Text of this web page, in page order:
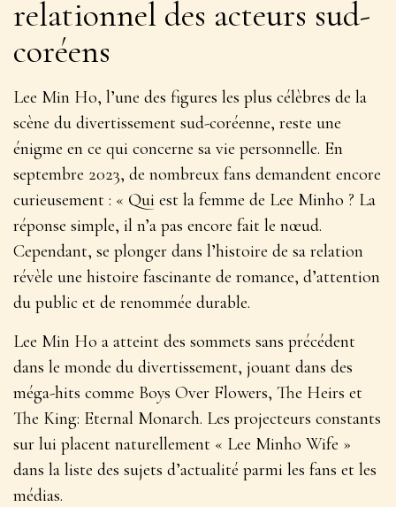
relationnel des acteurs sud-
coréens
Lee Min Ho, l’une des figures les plus célèbres de la
scène du divertissement sud-coréenne, reste une
énigme en ce qui concerne sa vie personnelle. En
septembre 2023, de nombreux fans demandent encore
curieusement : « Qui est la femme de Lee Minho ? La
réponse simple, il n’a pas encore fait le nœud.
Cependant, se plonger dans l’histoire de sa relation
révèle une histoire fascinante de romance, d’attention
du public et de renommée durable.
Lee Min Ho a atteint des sommets sans précédent
dans le monde du divertissement, jouant dans des
méga-hits comme Boys Over Flowers, The Heirs et
The King: Eternal Monarch. Les projecteurs constants
sur lui placent naturellement « Lee Minho Wife »
dans la liste des sujets d’actualité parmi les fans et les
médias.